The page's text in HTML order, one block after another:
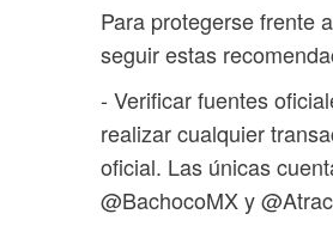
Para protegerse frente
seguir estas
- Verificar fuentes
realizar cualquier
oficial. Las únicas
@BachocoMX y